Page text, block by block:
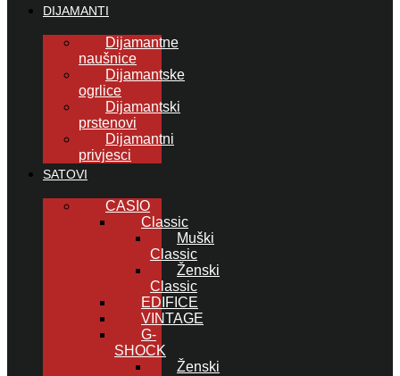
DIJAMANTI
Dijamantne
naušnice
Dijamantske
ogrlice
Dijamantski
prstenovi
Dijamantni
privjesci
SATOVI
CASIO
Classic
Muški
Classic
Ženski
Classic
EDIFICE
VINTAGE
G-
SHOCK
Ženski